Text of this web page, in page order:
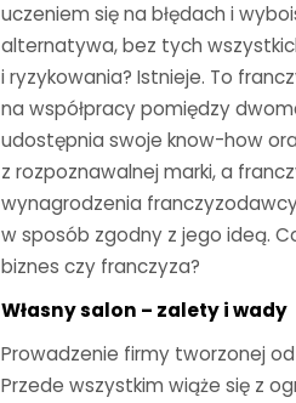
uczeniem się na błędach i
alternatywa, bez tych
i ryzykowania? Istnieje. To
na współpracy pomiędzy
udostępnia swoje know-how
z rozpoznawalnej marki, a
wynagrodzenia
w sposób zgodny z jego ideą.
biznes czy franczyza?
Własny salon – zalety i wady
Prowadzenie firmy tworzonej
Przede wszystkim wiąże się z